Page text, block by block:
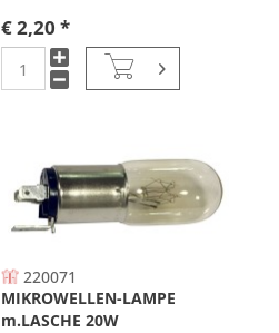
€ 2,20 *
220071
MIKROWELLEN-LAMPE
m.LASCHE 20W